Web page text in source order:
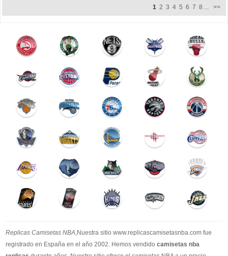
1 2 3 4 5 6 7 8 >>
Replicas Camisetas NBA ,Nuestra sitio www.replicascamisetasnba.com fue
registrado en España en el año 2002. Hemos vendido camisetas nba